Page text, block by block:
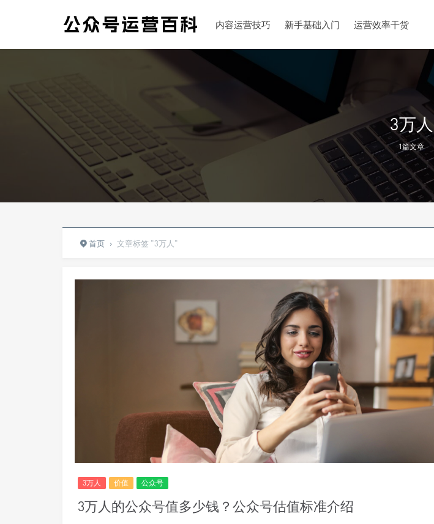
内容运营技巧 新手基础入门 运营效率干货
3万人
1篇文章
首页 › 文章标签 "3万人"
3万人 价值 公众号
3万人的公众号值多少钱？公众号估值标准介绍